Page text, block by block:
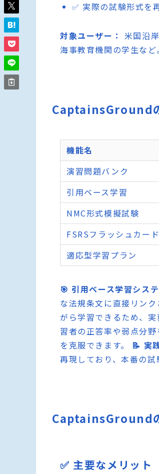
✅ 実際の試験形式を
対象ユーザー： 米国沿
海事教育機関の学生など。
CaptainsGround
機能名
演習問題バンク
引用ベース学習
NMC形式模擬試験
FSRSフラッシュカード
適応型学習プラン
🎯 引用ベース学習シス
な法規条文に直接リン
がら学習できるため、
習者の正答率や弱点分
を克服できます。 📝 実
再現しており、本番の試
CaptainsGround
✅ 主要なメリット